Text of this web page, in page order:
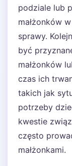
podziale lub
małżonków
sprawy.
być
małżonków
czas ich
takich jak
potrzeby
kwestie
często
małżonkami.